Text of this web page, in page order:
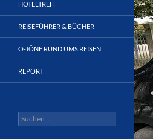
HOTELTREFF
REISEFÜHRER & BÜCHER
O-TÖNE RUND UMS REISEN
REPORT
Suchen
nach: